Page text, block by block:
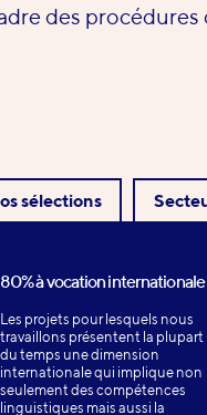
des procédures
sélections
80% à vocation internationale
Les projets pour lesquels nous
travaillons présentent la plupart
du temps une dimension
internationale qui implique non
seulement des compétences
linguistiques mais aussi la